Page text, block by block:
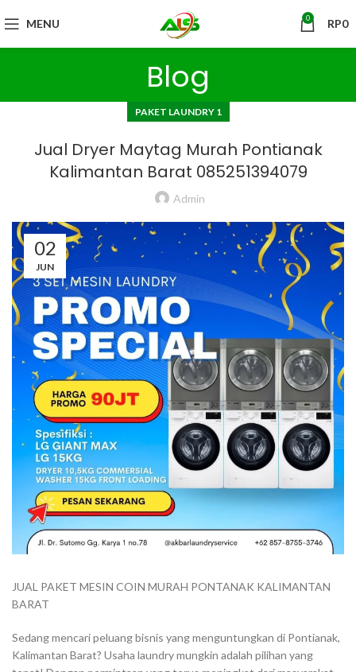
MENU 0 RP0
Blog
PAKET LAUNDRY 1
Jual Dryer Maytag Murah Pontianak
Kalimantan Barat 085251394079
Admin
02
JUN
JUAL PAKET MESIN COIN MURAH PONTANAK KALIMANTAN
BARAT
Sedang mencari peluang bisnis yang menguntungkan di Pontianak,
Kalimantan Barat? Usaha laundry mungkin adalah pilihan yang